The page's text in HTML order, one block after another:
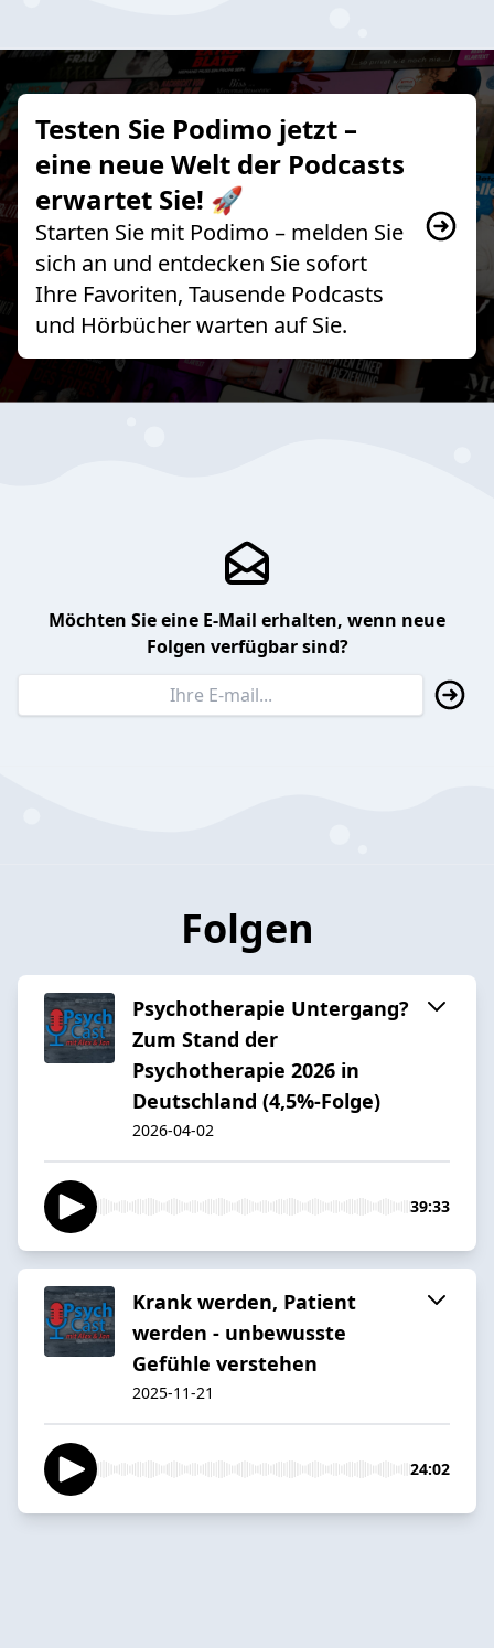
Testen Sie Podimo jetzt –
eine neue Welt der Podcasts
erwartet Sie! 🚀
Starten Sie mit Podimo – melden Sie
sich an und entdecken Sie sofort
Ihre Favoriten, Tausende Podcasts
und Hörbücher warten auf Sie.
Möchten Sie eine E-Mail erhalten, wenn neue
Folgen verfügbar sind?
Folgen
Psychotherapie Untergang?
Zum Stand der
Psychotherapie 2026 in
Deutschland (4,5%-Folge)
2026-04-02
39:33
Krank werden, Patient
werden - unbewusste
Gefühle verstehen
2025-11-21
24:02